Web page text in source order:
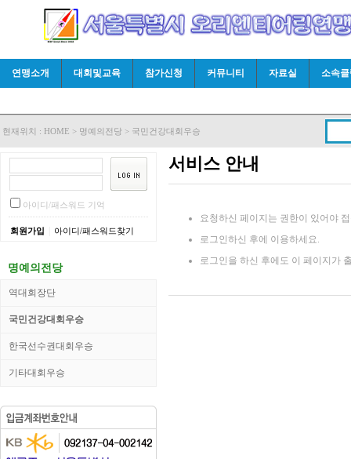
연맹소개 대회및교육 참가신청 커뮤니티 자료실 소속
현재위치 : HOME > 명예의전당 > 국민건강대회우승
아이디/패스워드 기억
회원가입 아이디/패스워드찾기
명예의전당
역대회장단
국민건강대회우승
한국선수권대회우승
기타대회우승
서비스 안내
요청하신 페이지는 권한이 있어야
로그인하신 후에 이용하세요.
로그인을 하신 후에도 이 페이지가